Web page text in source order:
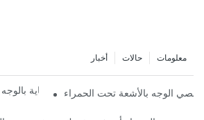
معلومات حالات أخبار
فوائد مثالية للبشرة من أجهزة العناية
عصي الوجه بالأشعة تحت الحمراء